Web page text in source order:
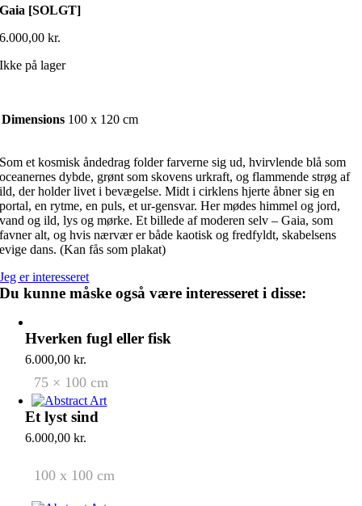
Gaia [SOLGT]
6.000,00kr.
Ikke på lager
Dimensions 100 x 120 cm
Som et kosmisk åndedrag folder farverne sig ud, hvirvlende blå som
oceanernes dybde, grønt som skovens urkraft, og flammende strøg af
ild, der holder livet i bevægelse. Midt i cirklens hjerte åbner sig en
portal, en rytme, en puls, et ur-gensvar. Her mødes himmel og jord,
vand og ild, lys og mørke. Et billede af moderen selv – Gaia, som
favner alt, og hvis nærvær er både kaotisk og fredfyldt, skabelsens
evige dans. (Kan fås som plakat)
Jeg er interesseret
Du kunne måske også være interesseret i disse:
Hverken fugl eller fisk
6.000,00kr.
75 × 100 cm
Et lyst sind
6.000,00kr.
100 x 100 cm